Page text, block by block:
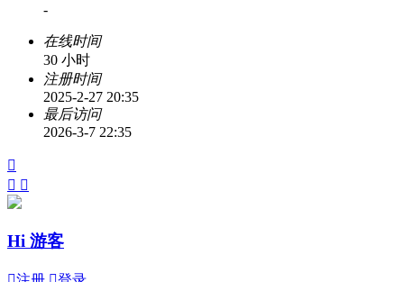
-
在线时间
30 小时
注册时间
2025-2-27 20:35
最后访问
2026-3-7 22:35

 
Hi 游客